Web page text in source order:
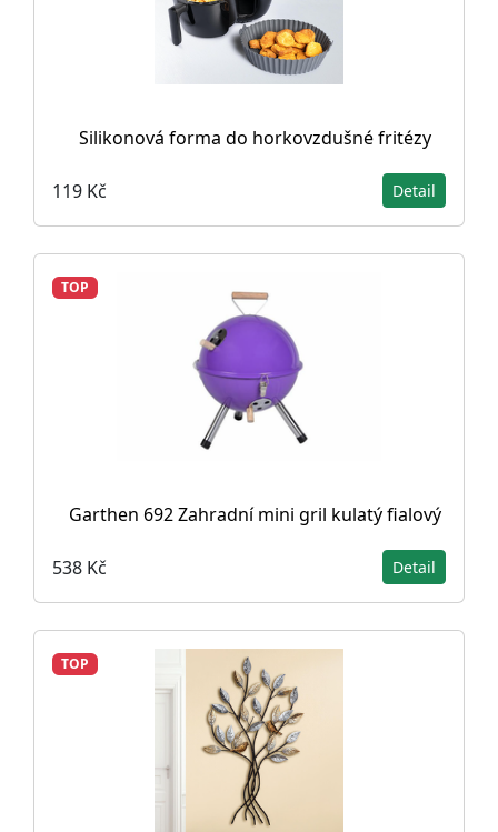
Silikonová forma do horkovzdušné fritézy
119 Kč Detail
TOP
Garthen 692 Zahradní mini gril kulatý fialový
538 Kč Detail
TOP